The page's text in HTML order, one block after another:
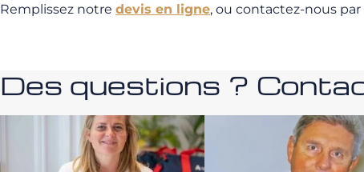
Remplissez notre devis en ligne, ou contactez-nous
Des questions ?